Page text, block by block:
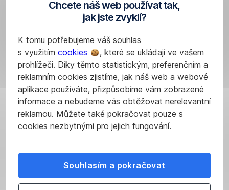
Chcete náš web používat tak,
jak jste zvyklí?
K tomu potřebujeme váš souhlas
s využitím cookies
, které se ukládají ve vašem
prohlížeči. Díky těmto statistickým, preferenčním a
reklamním cookies zjistíme, jak náš web a webové
aplikace používáte, přizpůsobíme vám zobrazené
informace a nebudeme vás obtěžovat nerelevantní
reklamou. Můžete také pokračovat pouze s
cookies nezbytnými pro jejich fungování.
Souhlasím a pokračovat